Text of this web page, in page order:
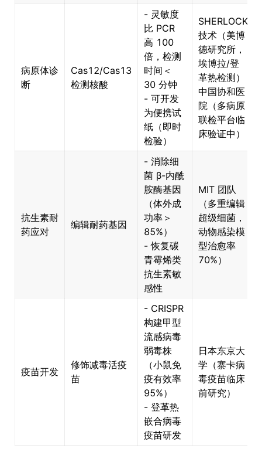
病原体诊
断
Cas12/Cas13
检测核酸
- 灵敏度
比 PCR
高 100
倍，检测
时间＜
30 分钟
- 可开发
为便携试
纸（即时
检验）
SHERLOCK
技术（美博
德研究所，
埃博拉/登
革热检测）
中国协和医
院（多病原
联检平台临
床验证中）
抗生素耐
药应对
编辑耐药基因
- 消除细
菌 β-内酰
胺酶基因
（体外成
功率＞
85%）
- 恢复碳
青霉烯类
抗生素敏
感性
MIT 团队
（多重编辑
超级细菌，
动物感染模
型治愈率
70%）
疫苗开发
修饰减毒活疫
苗
- CRISPR
构建甲型
流感病毒
弱毒株
（小鼠免
疫有效率
95%）
- 登革热
嵌合病毒
疫苗研发
日本东京大
学（寨卡病
毒疫苗临床
前研究）